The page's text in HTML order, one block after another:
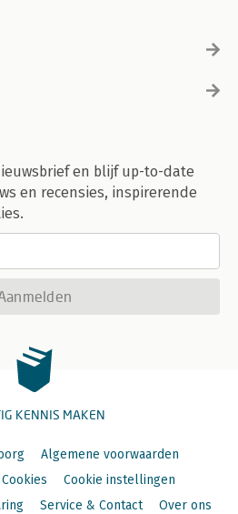
en blijf up-to-date
en recensies, inspirerende
KENNIS MAKEN
Algemene voorwaarden
Cookies
Cookie instellingen
Service & Contact Over ons